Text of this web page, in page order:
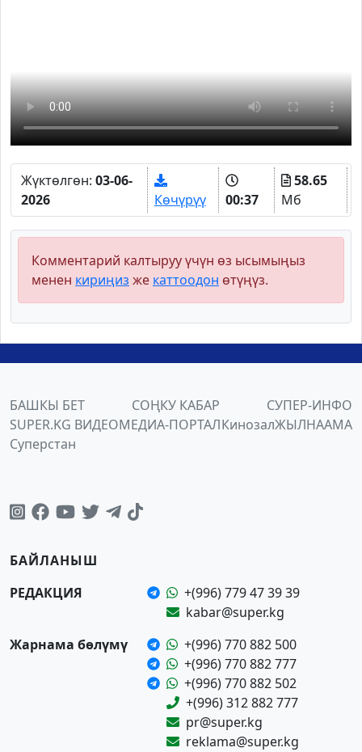
Жүктөлгөн: 03-06-
2026
Көчүрүү 00:37
58.65
Мб
Комментарий калтыруу үчүн өз ысымыңыз
менен кириңиз же каттоодон өтүңүз.
БАШКЫ БЕТ СОҢКУ КАБАР
СУПЕР-ИНФО
SUPER.KG ВИДЕОМЕДИА-ПОРТАЛКинозалЖЫЛНААМА
Суперстан
БАЙЛАНЫШ
РЕДАКЦИЯ
+(996) 779 47 39 39
kabar@super.kg
Жарнама бөлүмү
+(996) 770 882 500
+(996) 770 882 777
+(996) 770 882 502
+(996) 312 882 777
pr@super.kg
reklama@super.kg